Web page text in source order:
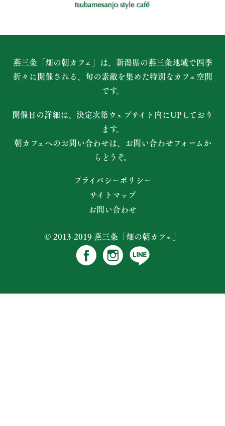
燕三条「畑の朝カフェ」は、新潟県の燕三条地域で四季
折々に開催される、 旬の素敵を集めた特別なカフェ空間
です。
開催日の詳細は、決定次第ウェブサイト内にUPしており
ます。
朝カフェへのお問い合わせは、お問い合わせフォームか
らどうぞ。
プライバシーポリシー
サイトマップ
お問い合わせ
© 2013-2019 燕三条「畑の朝カフェ」